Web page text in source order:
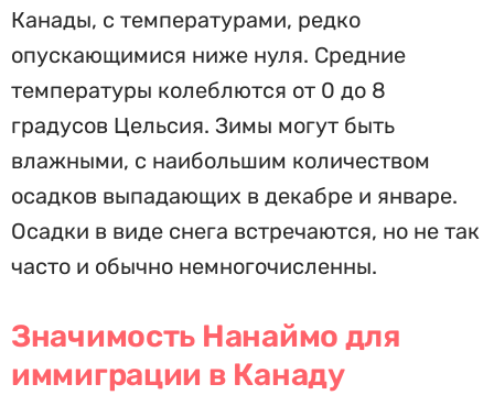
Канады, с температурами, редко
опускающимися ниже нуля. Средние
температуры колеблются от 0 до 8
градусов Цельсия. Зимы могут быть
влажными, с наибольшим количеством
осадков выпадающих в декабре и январе.
Осадки в виде снега встречаются, но не так
часто и обычно немногочисленны.
Значимость Нанаймо для
иммиграции в Канаду